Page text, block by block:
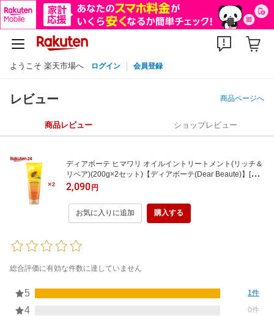
ようこそ 楽天市場へ ログイン 会員登録
レビュー 商品ページへ
商品レビュー ショップレビュー
ディアボーテ ヒマワリ オイルイントリートメント(リッチ＆
リペア)(200g×2セット)【ディアボーテ(Dear Beaute)】[洗
い流す ヘアパック ヘアマスク ダメージ ヘアケア]
2,090円
お気に入りに追加 購入する
総合評価に有効な件数に達していません
5 1件
4 0件